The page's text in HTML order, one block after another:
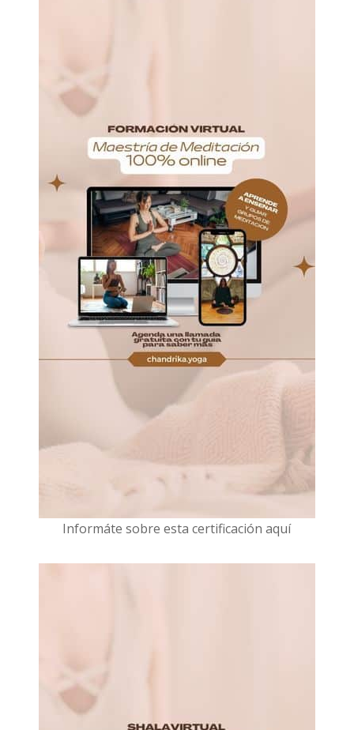
Informáte sobre esta certificación aquí